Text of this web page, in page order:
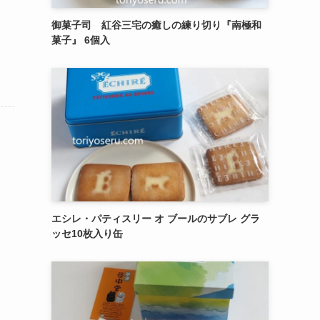
御菓子司 紅谷三宅の癒しの練り切り『南極和
菓子』 6個入
エシレ・パティスリー オ ブールのサブレ グラ
ッセ10枚入り缶